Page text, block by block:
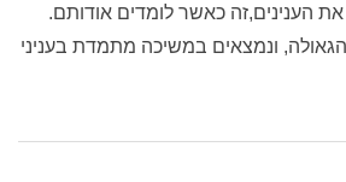
הענינים,זה כאשר לומדים אודותם.
ונמצאים במשיכה מתמדת בעניני